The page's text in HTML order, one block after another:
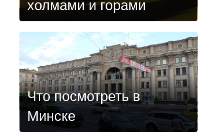
холмами и горами
Что посмотреть в
Минске